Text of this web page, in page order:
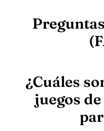
¿Cuáles
juegos